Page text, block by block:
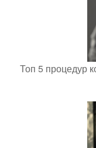
Топ 5 процедур